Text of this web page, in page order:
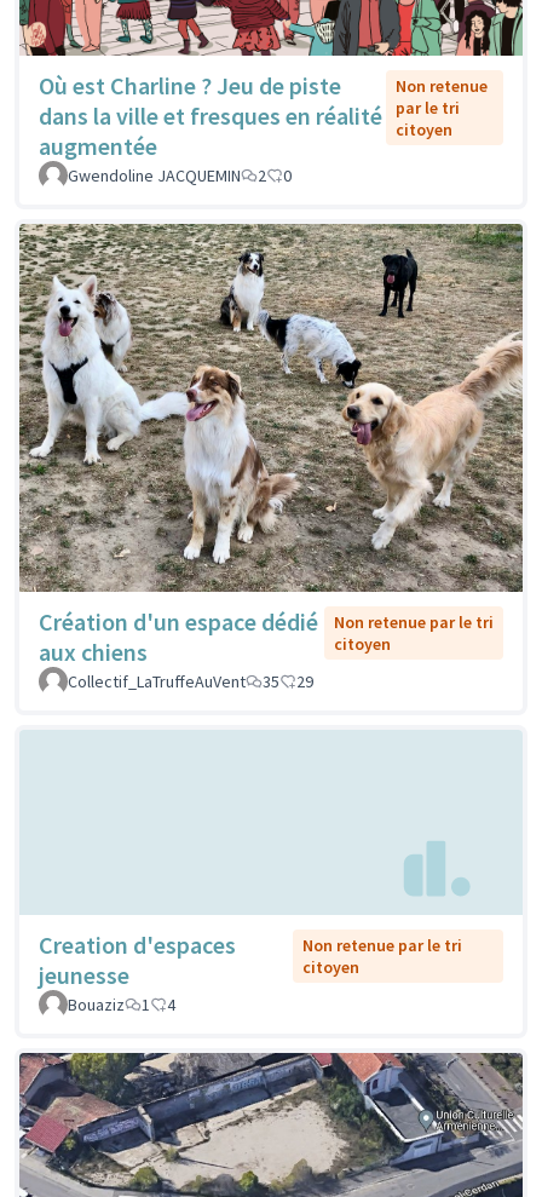
Où est Charline ? Jeu de piste
dans la ville et fresques en réalité
augmentée
Non retenue
par le tri
citoyen
Gwendoline JACQUEMIN 2 0
Création d'un espace dédié
aux chiens
Non retenue par le tri
citoyen
Collectif_LaTruffeAuVent
35 29
Creation d'espaces
jeunesse
Non retenue par le tri
citoyen
Bouaziz
1 4